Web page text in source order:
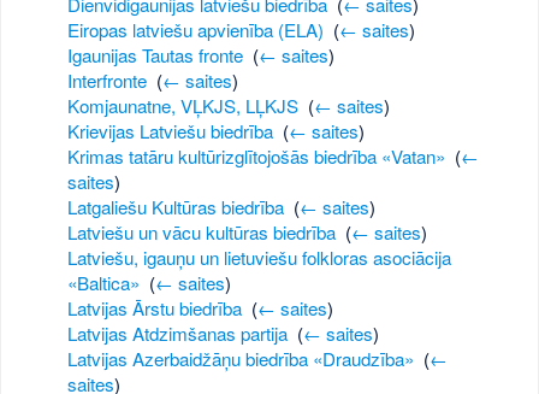
Eiropas latviešu apvienība (ELA) (← saites)
Igaunijas Tautas fronte‎ (← saites)
Interfronte‎ (← saites)
Komjaunatne, VĻKJS, LĻKJS‎ (← saites)
Krievijas Latviešu biedrība‎ (← saites)
Krimas tatāru kultūrizglītojošās biedrība «Vatan» (←
saites)
Latgaliešu Kultūras biedrība‎ (← saites)
Latviešu un vācu kultūras biedrība‎ (← saites)
Latviešu, igauņu un lietuviešu folkloras asociācija
«Baltica» (← saites)
Latvijas Ārstu biedrība‎ (← saites)
Latvijas Atdzimšanas partija‎ (← saites)
Latvijas Azerbaidžāņu biedrība «Draudzība» (←
saites)